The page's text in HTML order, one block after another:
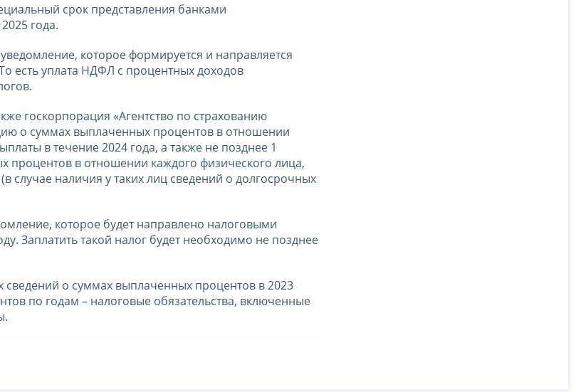
срок представления банками
года.
которое формируется и направляется
есть уплата НДФЛ с процентных доходов
госкорпорация «Агентство по страхованию
о суммах выплаченных процентов в отношении
в течение 2024 года, а также не позднее 1
в отношении каждого физического лица,
случае наличия у таких лиц сведений о долгосрочных
которое будет направлено налоговыми
Заплатить такой налог будет необходимо не позднее
о суммах выплаченных процентов в 2023
по годам – налоговые обязательства, включенные